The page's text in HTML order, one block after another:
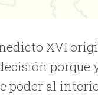
XVI
poder al